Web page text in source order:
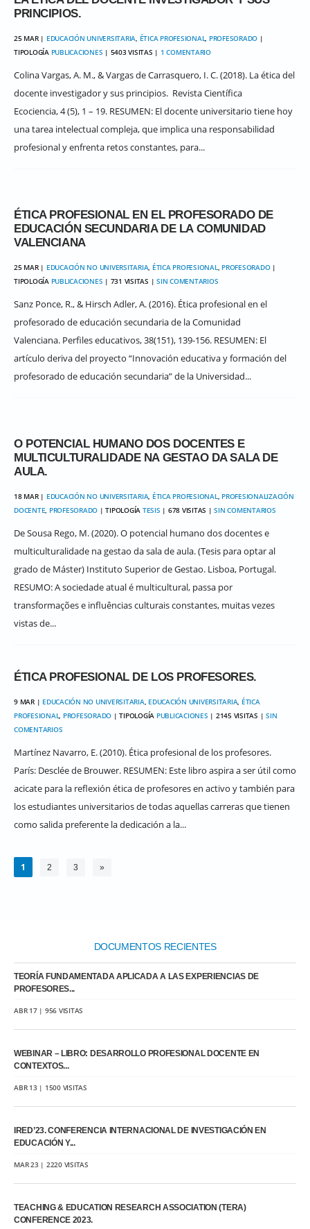
PRINCIPIOS.
25 MAR | EDUCACIÓN UNIVERSITARIA, ÉTICA PROFESIONAL, PROFESORADO |
TIPOLOGÍA PUBLICACIONES | 5403 VISITAS | 1 COMENTARIO
Colina Vargas, A. M., & Vargas de Carrasquero, I. C. (2018). La ética del
docente investigador y sus principios. Revista Científica
Ecociencia, 4 (5), 1 – 19. RESUMEN: El docente universitario tiene hoy
una tarea intelectual compleja, que implica una responsabilidad
profesional y enfrenta retos constantes, para...
ÉTICA PROFESIONAL EN EL PROFESORADO DE
EDUCACIÓN SECUNDARIA DE LA COMUNIDAD
VALENCIANA
25 MAR | EDUCACIÓN NO UNIVERSITARIA, ÉTICA PROFESIONAL, PROFESORADO|
TIPOLOGÍA PUBLICACIONES | 731 VISITAS | SIN COMENTARIOS
Sanz Ponce, R., & Hirsch Adler, A. (2016). Ética profesional en el
profesorado de educación secundaria de la Comunidad
Valenciana. Perfiles educativos, 38(151), 139-156. RESUMEN: El
artículo deriva del proyecto “Innovación educativa y formación del
profesorado de educación secundaria” de la Universidad...
O POTENCIAL HUMANO DOS DOCENTES E
MULTICULTURALIDADE NA GESTAO DA SALA DE
AULA.
18 MAR | EDUCACIÓN NO UNIVERSITARIA, ÉTICA PROFESIONAL, PROFESIONALIZACIÓN
DOCENTE, PROFESORADO | TIPOLOGÍA TESIS | 678 VISITAS |SIN COMENTARIOS
De Sousa Rego, M. (2020). O potencial humano dos docentes e
multiculturalidade na gestao da sala de aula. (Tesis para optar al
grado de Máster) Instituto Superior de Gestao. Lisboa, Portugal.
RESUMO: A sociedade atual é multicultural, passa por
transformações e influências culturais constantes, muitas vezes
vistas de...
ÉTICA PROFESIONAL DE LOS PROFESORES.
9 MAR | EDUCACIÓN NO UNIVERSITARIA, EDUCACIÓN UNIVERSITARIA, ÉTICA
PROFESIONAL, PROFESORADO | TIPOLOGÍA PUBLICACIONES | 2145 VISITAS | SIN
COMENTARIOS
Martínez Navarro, E. (2010). Ética profesional de los profesores.
París: Desclée de Brouwer. RESUMEN: Este libro aspira a ser útil como
acicate para la reflexión ética de profesores en activo y también para
los estudiantes universitarios de todas aquellas carreras que tienen
como salida preferente la dedicación a la...
1 2 3 »
DOCUMENTOS RECIENTES
TEORÍA FUNDAMENTADA APLICADA A LAS EXPERIENCIAS DE
PROFESORES...
ABR 17 | 956 VISITAS
WEBINAR – LIBRO: DESARROLLO PROFESIONAL DOCENTE EN
CONTEXTOS...
ABR 13 | 1500 VISITAS
IRED’23. CONFERENCIA INTERNACIONAL DE INVESTIGACIÓN EN
EDUCACIÓN Y...
MAR 23 | 2220 VISITAS
TEACHING & EDUCATION RESEARCH ASSOCIATION (TERA)
CONFERENCE 2023.